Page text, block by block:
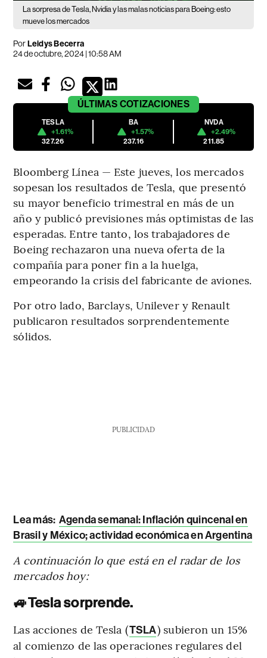
La sorpresa de Tesla, Nvidia y las malas noticias para Boeing: esto
mueve los mercados
PorLeidys Becerra
24 de octubre, 2024 | 10:58 AM
ÚLTIMAS COTIZACIONES
TESLA
+1.61%
327.26
BA
+1.57%
237.16
NVDA
+2.49%
211.85
Bloomberg Línea — Este jueves, los mercados
sopesan los resultados de Tesla, que presentó
su mayor beneficio trimestral en más de un
año y publicó previsiones más optimistas de las
esperadas. Entre tanto, los trabajadores de
Boeing rechazaron una nueva oferta de la
compañía para poner fin a la huelga,
empeorando la crisis del fabricante de aviones.
Por otro lado, Barclays, Unilever y Renault
publicaron resultados sorprendentemente
sólidos.
PUBLICIDAD
Lea más: Agenda semanal: Inflación quincenal en
Brasil y México; actividad económica en Argentina
A continuación lo que está en el radar de los
mercados hoy:
🚙Tesla sorprende.
Las acciones de Tesla (TSLA) subieron un 15%
al comienzo de las operaciones regulares del